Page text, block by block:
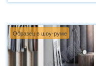
Образец в шоу-руме